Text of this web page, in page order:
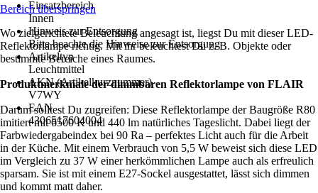
Einsatzbereich
Innen
Hinweis zur Entsorgung
Bitte beachte die Hinweise zur Entsorgung
Artikeltyp
Leuchtmittel
AKN (Artikelkurznummer)
V7WY
EAN
4306517604004
Bereich überspringen
Wo zielgerichtete Beleuchtung angesagt ist, liegst Du mit dieser LED-
Reflektorlampe richtig. Mit ihr beleuchtest Du z. B. Objekte oder
bestimmte Bereiche eines Raumes.
Produktmerkmale der dimmbaren Reflektorlampe von FLAIR
Darum solltest Du zugreifen: Diese Reflektorlampe der Baugröße R80
imitiert mit 6500 K und 440 lm natürliches Tageslicht. Dabei liegt der
Farbwiedergabeindex bei 90 Ra – perfektes Licht auch für die Arbeit
in der Küche. Mit einem Verbrauch von 5,5 W beweist sich diese LED
im Vergleich zu 37 W einer herkömmlichen Lampe auch als erfreulich
sparsam. Sie ist mit einem E27-Sockel ausgestattet, lässt sich dimmen
und kommt matt daher.